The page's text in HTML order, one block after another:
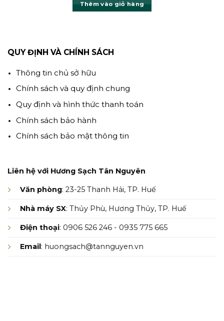
Thêm vào giỏ hàng
QUY ĐỊNH VÀ CHÍNH SÁCH
Thông tin chủ sở hữu
Chính sách và quy định chung
Quy định và hình thức thanh toán
Chính sách bảo hành
Chính sách bảo mật thông tin
Liên hệ với Hương Sạch Tân Nguyên
Văn phòng: 23-25 Thanh Hải, TP. Huế
Nhà máy SX: Thủy Phù, Hương Thủy, TP. Huế
Điện thoại: 0906 526 246 - 0935 775 665
Email: huongsach@tannguyen.vn